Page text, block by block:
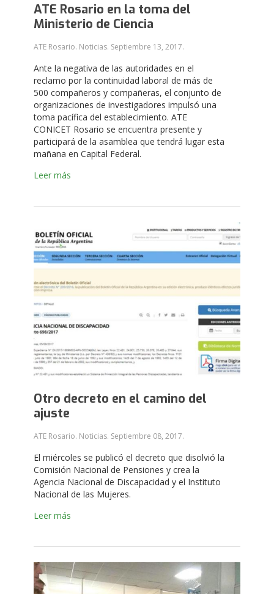
ATE Rosario en la toma del
Ministerio de Ciencia
ATE Rosario. Noticias. Septiembre 13, 2017.
Ante la negativa de las autoridades en el
reclamo por la continuidad laboral de más de
500 compañeros y compañeras, el conjunto de
organizaciones de investigadores impulsó una
toma pacífica del establecimiento. ATE
CONICET Rosario se encuentra presente y
participará de la asamblea que tendrá lugar esta
mañana en Capital Federal.
Leer más
Otro decreto en el camino del
ajuste
ATE Rosario. Noticias. Septiembre 08, 2017.
El miércoles se publicó el decreto que disolvió la
Comisión Nacional de Pensiones y crea la
Agencia Nacional de Discapacidad y el Instituto
Nacional de las Mujeres.
Leer más